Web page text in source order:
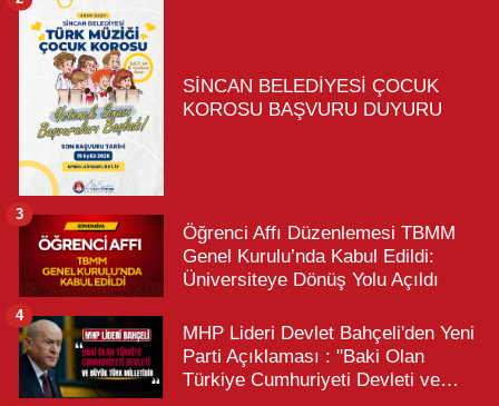
SİNCAN BELEDİYESİ ÇOCUK
KOROSU BAŞVURU DUYURU
Öğrenci Affı Düzenlemesi TBMM
Genel Kurulu’nda Kabul Edildi:
Üniversiteye Dönüş Yolu Açıldı
3
MHP Lideri Devlet Bahçeli'den Yeni
Parti Açıklaması : "Baki Olan
Türkiye Cumhuriyeti Devleti ve
4